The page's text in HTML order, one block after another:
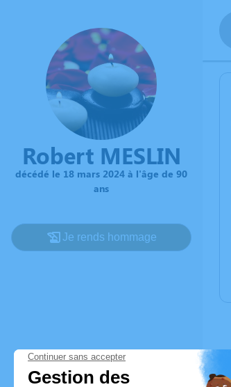
Robert MESLIN
décédé le 18 mars 2024 à l'âge de 90
ans
Je rends hommage